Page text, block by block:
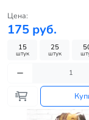
Цена:
175 руб.
15
штук
25
штук